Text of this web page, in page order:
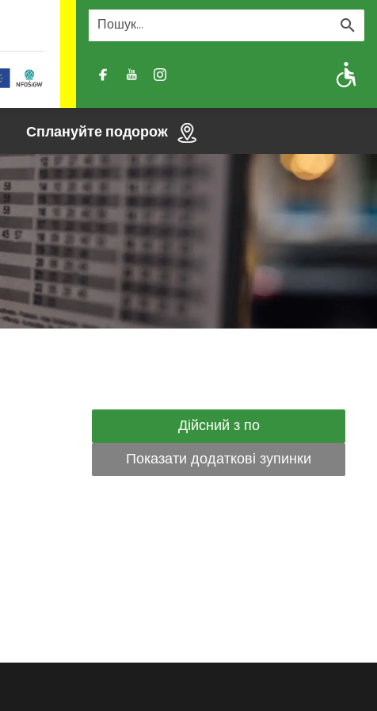
A- A A+
Сплануйте подорож
Дійсний з по
Показати додаткові зупинки